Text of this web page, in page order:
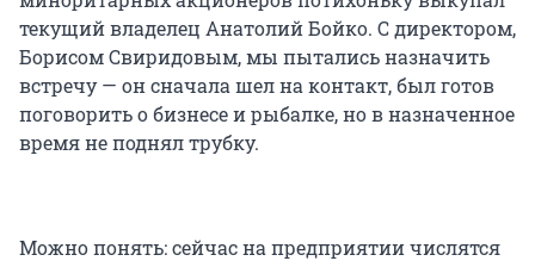
текущий владелец Анатолий Бойко. С директором,
Борисом Свиридовым, мы пытались назначить
встречу — он сначала шел на контакт, был готов
поговорить о бизнесе и рыбалке, но в назначенное
время не поднял трубку.
Можно понять: сейчас на предприятии числятся